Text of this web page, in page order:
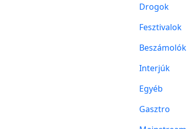
Drogok
Fesztivalok
Beszámolók
Interjúk
Egyéb
Gasztro